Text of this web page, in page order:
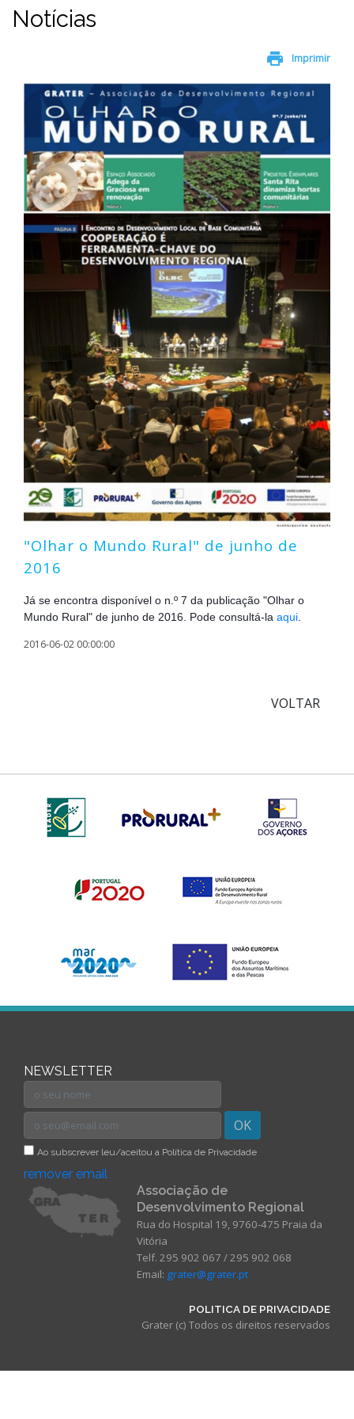
Notícias
print Imprimir
"Olhar o Mundo Rural" de junho de
2016
Já se encontra disponível o n.º 7 da publicação "Olhar o
Mundo Rural" de junho de 2016. Pode consultá-la aqui
2016-06-02 00:00:00
VOLTAR
NEWSLETTER
OK
Ao subscrever leu/aceitou a Política de Privacidade
remover email
Associação de
Desenvolvimento Regional
Rua do Hospital 19, 9760-475 Praia da
Vitória
Telf. 295 902 067 / 295 902 068
Email: grater@grater.pt
POLITICA DE PRIVACIDADE
Grater (c) Todos os direitos reservados